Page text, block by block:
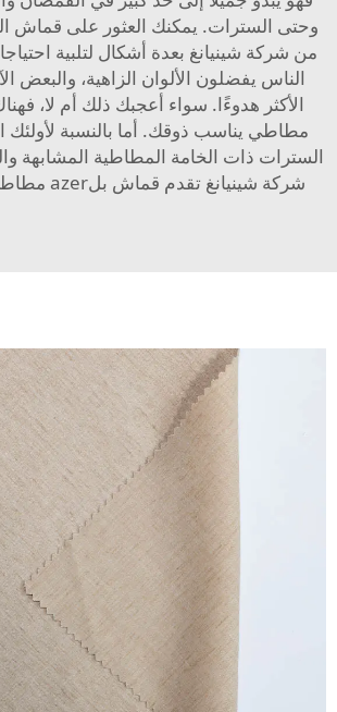
وحتى السترات. يمكنك العثور على
من شركة شينيانغ بعدة أشكال لتلبية
الناس يفضلون الألوان الزاهية، والبعض
الأكثر هدوءًا. سواء أعجبك ذلك أم لا،
مطاطي يناسب ذوقك. أما بالنسبة لأولئك
السترات ذات الخامة المطاطية المشابهة
شركة شينيانغ تقدم قماش بلazer مطاطي من مادة TR